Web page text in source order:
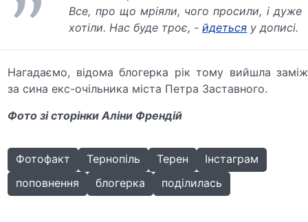
Все, про що мріяли, чого просили, і дуже
хотіли. Нас буде троє, -йдеться у дописі.
Нагадаємо, відома блогерка рік тому вийшла заміж
за сина екс-очільника міста Петра Заставного.
Фото зі сторінки Аліни Френдій
Фотофакт Тернопіль Терен
Інстаграм
поповнення
блогерка поділилась